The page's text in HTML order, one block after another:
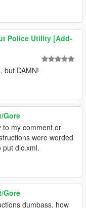
Police Utility [Add-
but DAMN!
Gore
to my comment or
were worded
put dlc.xml.
Gore
dumbass, how